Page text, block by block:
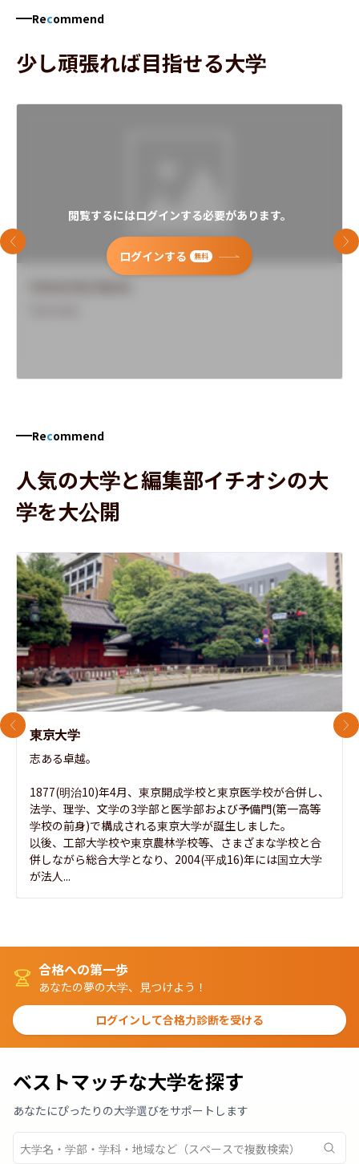
Recommend
少し頑張れば目指せる大学
閲覧するにはログインする必要があります。
ログインする 無料
前のスライド 次
Recommend
人気の大学と編集部イチオシの大
学を大公開
東京大学
志ある卓越。
1877(明治10)年4月、東京開成学校と東京医学校が合併し、
法学、理学、文学の3学部と医学部および予備門(第一高等
学校の前身)で構成される東京大学が誕生しました。
以後、工部大学校や東京農林学校等、さまざまな学校と合
併しながら総合大学となり、2004(平成16)年には国立大学
が法人...
前のスライド 次
合格への第一歩
あなたの夢の大学、見つけよう！
ログインして合格力診断を受ける
ベストマッチな大学を探す
あなたにぴったりの大学選びをサポートします